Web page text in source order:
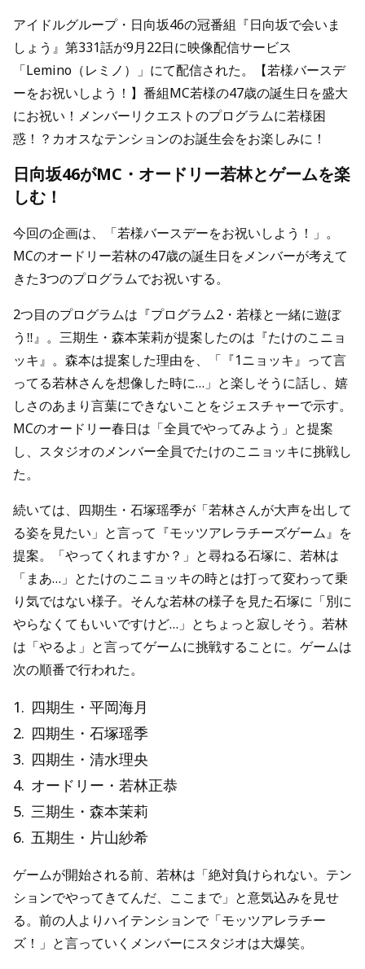
アイドルグループ・日向坂46の冠番組『日向坂で会いま
しょう』第331話が9月22日に映像配信サービス
「Lemino（レミノ）」にて配信された。【若様バースデ
ーをお祝いしよう！】番組MC若様の47歳の誕生日を盛大
にお祝い！メンバーリクエストのプログラムに若様困
惑！？カオスなテンションのお誕生会をお楽しみに！
日向坂46がMC・オードリー若林とゲームを楽
しむ！
今回の企画は、「若様バースデーをお祝いしよう！」。
MCのオードリー若林の47歳の誕生日をメンバーが考えて
きた3つのプログラムでお祝いする。
2つ目のプログラムは『プログラム2・若様と一緒に遊ぼ
う‼』。三期生・森本茉莉が提案したのは『たけのこニョ
ッキ』。森本は提案した理由を、「『1ニョッキ』って言
ってる若林さんを想像した時に…」と楽しそうに話し、嬉
しさのあまり言葉にできないことをジェスチャーで示す。
MCのオードリー春日は「全員でやってみよう」と提案
し、スタジオのメンバー全員でたけのこニョッキに挑戦し
た。
続いては、四期生・石塚瑶季が「若林さんが大声を出して
る姿を見たい」と言って『モッツアレラチーズゲーム』を
提案。「やってくれますか？」と尋ねる石塚に、若林は
「まあ…」とたけのこニョッキの時とは打って変わって乗
り気ではない様子。そんな若林の様子を見た石塚に「別に
やらなくてもいいですけど…」とちょっと寂しそう。若林
は「やるよ」と言ってゲームに挑戦することに。ゲームは
次の順番で行われた。
1. 四期生・平岡海月
2. 四期生・石塚瑶季
3. 四期生・清水理央
4. オードリー・若林正恭
5. 三期生・森本茉莉
6. 五期生・片山紗希
ゲームが開始される前、若林は「絶対負けられない。テン
ションでやってきてんだ、ここまで」と意気込みを見せ
る。前の人よりハイテンションで「モッツアレラチー
ズ！」と言っていくメンバーにスタジオは大爆笑。